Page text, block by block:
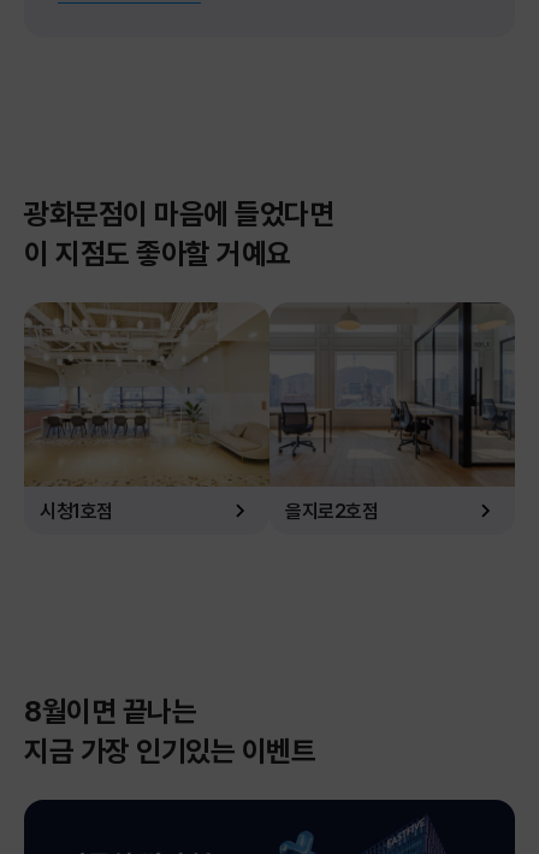
광화문점이 마음에 들었다면
이 지점도 좋아할 거예요
시청1호점 을지로2호점
8월이면 끝나는
지금 가장 인기있는 이벤트